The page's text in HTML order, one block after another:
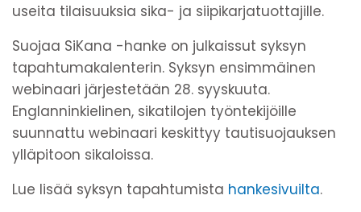
useita tilaisuuksia sika- ja siipikarjatuottajille.
Suojaa SiKana -hanke on julkaissut syksyn
tapahtumakalenterin. Syksyn ensimmäinen
webinaari järjestetään 28. syyskuuta.
Englanninkielinen, sikatilojen työntekijöille
suunnattu webinaari keskittyy tautisuojauksen
ylläpitoon sikaloissa.
Lue lisää syksyn tapahtumista hankesivuilta.